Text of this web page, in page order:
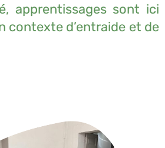
apprentissages sont ici
contexte d’entraide et de